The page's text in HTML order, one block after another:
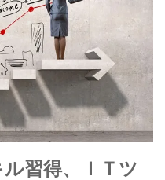
習得、ＩＴツ